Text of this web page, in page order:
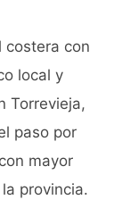
costera con
local y
Torrevieja,
paso por
mayor
provincia.